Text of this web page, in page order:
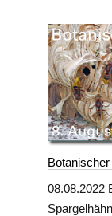
08.08.2022